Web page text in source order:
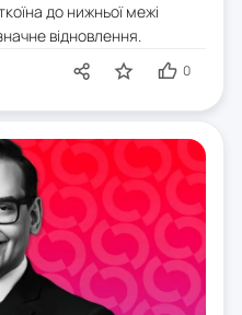
до нижньої межі
відновлення.
0